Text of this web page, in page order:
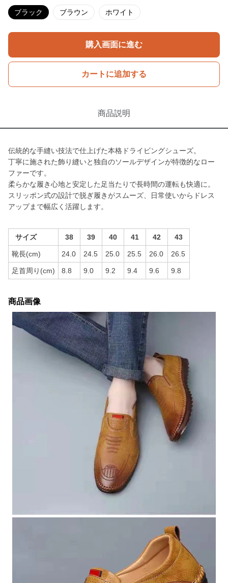
ブラック ブラウン ホワイト
購入画面に進む
カートに追加する
商品説明
伝統的な手縫い技法で仕上げた本格ドライビングシューズ。
丁寧に施された飾り縫いと独自のソールデザインが特徴的なロー
ファーです。
柔らかな履き心地と安定した足当たりで長時間の運転も快適に。
スリッポン式の設計で脱ぎ履きがスムーズ、日常使いからドレス
アップまで幅広く活躍します。
サイズ 38 39 40 41 42 43
靴長(cm) 24.0 24.5 25.0 25.5 26.0 26.5
足首周り(cm) 8.8 9.0 9.2 9.4 9.6 9.8
商品画像